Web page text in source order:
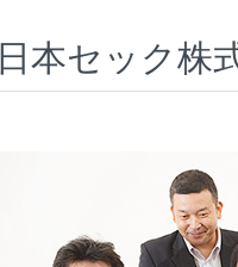
日本セック株